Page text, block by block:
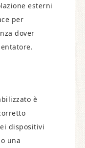
esterni
per
dover
è
dispositivi
una